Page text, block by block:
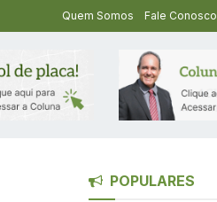
Quem Somos Fale Conosco
POPULARES